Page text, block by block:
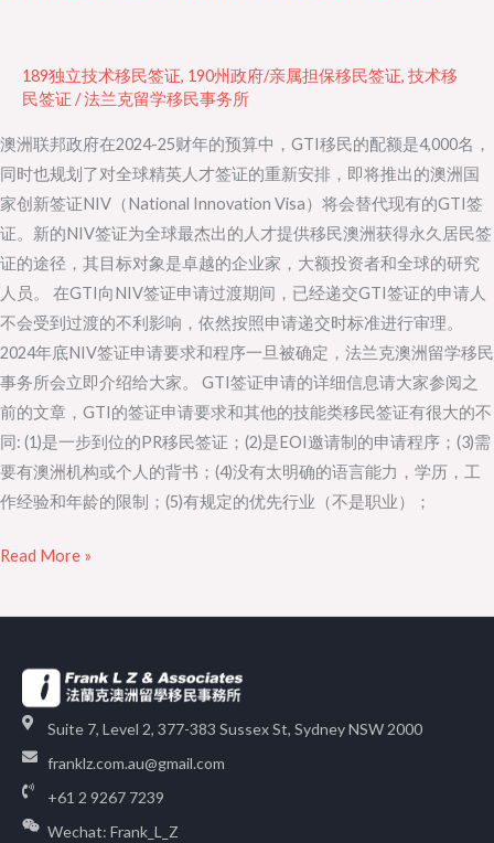
189独立技术移民签证, 190州政府/亲属担保移民签证, 技术移
民签证 /法兰克留学移民事务所
澳洲联邦政府在2024-25财年的预算中，GTI移民的配额是4,000名，
同时也规划了对全球精英人才签证的重新安排，即将推出的澳洲国
家创新签证NIV（National Innovation Visa）将会替代现有的GTI签
证。新的NIV签证为全球最杰出的人才提供移民澳洲获得永久居民签
证的途径，其目标对象是卓越的企业家，大额投资者和全球的研究
人员。 在GTI向NIV签证申请过渡期间，已经递交GTI签证的申请人
不会受到过渡的不利影响，依然按照申请递交时标准进行审理。
2024年底NIV签证申请要求和程序一旦被确定，法兰克澳洲留学移民
事务所会立即介绍给大家。 GTI签证申请的详细信息请大家参阅之
前的文章，GTI的签证申请要求和其他的技能类移民签证有很大的不
同: (1)是一步到位的PR移民签证；(2)是EOI邀请制的申请程序；(3)需
要有澳洲机构或个人的背书；(4)没有太明确的语言能力，学历，工
作经验和年龄的限制；(5)有规定的优先行业（不是职业）；
NIV
将
替
代
GTI
签
证
Read More »
Suite 7, Level 2, 377-383 Sussex St, Sydney NSW 2000
franklz.com.au@gmail.com
+61 2 9267 7239
Wechat: Frank_L_Z